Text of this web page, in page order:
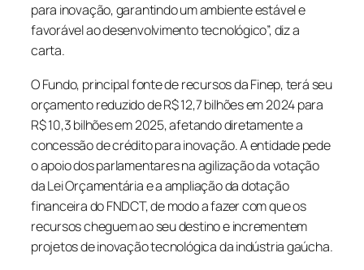
para inovação, garantindo um ambiente estável e
favorável ao desenvolvimento tecnológico”, diz a
carta.
O Fundo, principal fonte de recursos da Finep, terá seu
orçamento reduzido de R$ 12,7 bilhões em 2024 para
R$ 10,3 bilhões em 2025, afetando diretamente a
concessão de crédito para inovação. A entidade pede
o apoio dos parlamentares na agilização da votação
da Lei Orçamentária e a ampliação da dotação
financeira do FNDCT, de modo a fazer com que os
recursos cheguem ao seu destino e incrementem
projetos de inovação tecnológica da indústria gaúcha.